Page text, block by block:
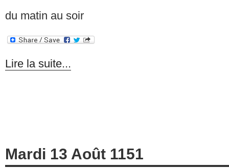
du matin au soir
Lire la suite...
Mardi 13 Août 1151